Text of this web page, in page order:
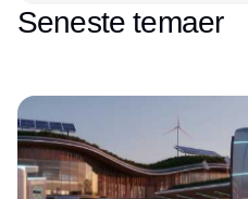
Seneste temaer